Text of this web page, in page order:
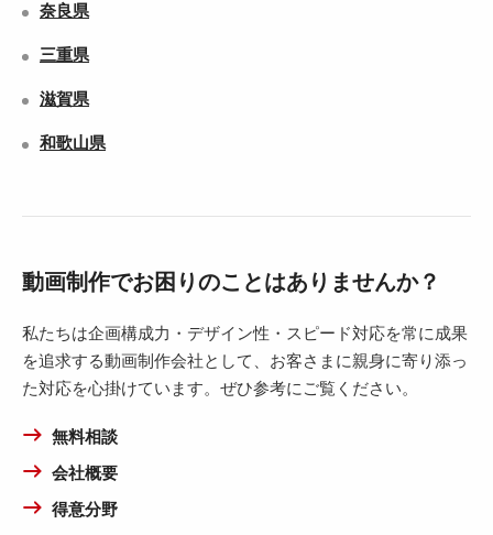
奈良県
三重県
滋賀県
和歌山県
動画制作でお困りのことはありませんか？
私たちは企画構成力・デザイン性・スピード対応を常に成果
を追求する動画制作会社として、お客さまに親身に寄り添っ
た対応を心掛けています。ぜひ参考にご覧ください。
無料相談
会社概要
得意分野